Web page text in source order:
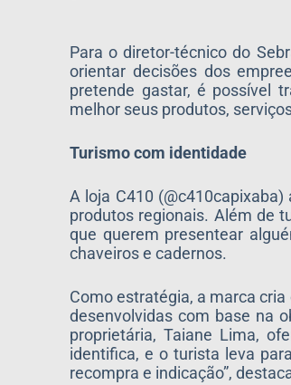
Para o diretor-técnico do
orientar decisões dos
pretende gastar, é possível
melhor seus produtos,
Turismo com identidade
A loja C410
produtos regionais. Além de
que querem presentear
chaveiros e cadernos.
Como estratégia, a marca
desenvolvidas com base na
proprietária, Taiane Lima,
identifica, e o turista leva
recompra e indicação”,